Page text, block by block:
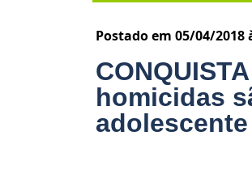
Postado em 05/04/2018
homicidas